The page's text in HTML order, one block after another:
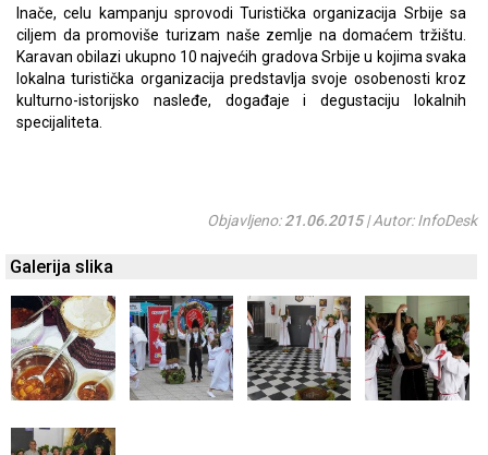
Inače, celu kampanju sprovodi Turistička organizacija Srbije sa
ciljem da promoviše turizam naše zemlje na domaćem tržištu.
Karavan obilazi ukupno 10 najvećih gradova Srbije u kojima svaka
lokalna turistička organizacija predstavlja svoje osobenosti kroz
kulturno-istorijsko nasleđe, događaje i degustaciju lokalnih
specijaliteta.
Objavljeno:21.06.2015| Autor: InfoDesk
Galerija slika